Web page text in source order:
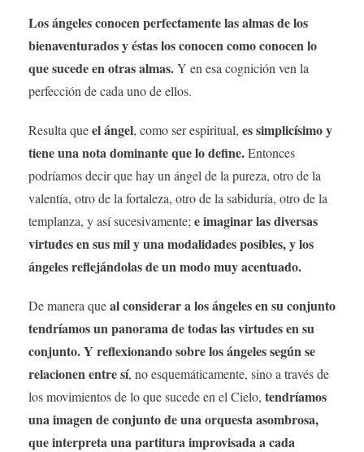
Los ángeles conocen perfectamente las almas de los
bienaventurados y éstas los conocen como conocen lo
que sucede en otras almas.Y en esa cognición ven la
perfección de cada uno de ellos.
Resulta queel ángel, como ser espiritual, es simplicísimo y
tiene una nota dominante que lo define.Entonces
podríamos decir que hay un ángel de la pureza, otro de la
valentía, otro de la fortaleza, otro de la sabiduría, otro de la
templanza, y así sucesivamente; e imaginar las diversas
virtudes en sus mil y una modalidades posibles, y los
ángeles reflejándolas de un modo muy acentuado.
De manera queal considerar a los ángeles en su conjunto
tendríamos un panorama de todas las virtudes en su
conjunto. Y reflexionando sobre los ángeles según se
relacionen entre sí, no esquemáticamente, sino a través de
los movimientos de lo que sucede en el Cielo, tendríamos
una imagen de conjunto de una orquesta asombrosa,
que interpreta una partitura improvisada a cada